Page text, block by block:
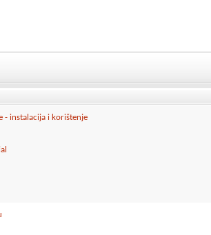
- instalacija i korištenje